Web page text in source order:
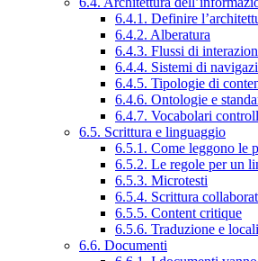
6.4.1. Definire
6.4.2. Alberatura
6.4.3. Flussi di
6.4.4. Sistemi di
6.4.5. Tipologie di
6.4.6. Ontologie e
6.4.7. Vocabolari
6.5. Scrittura e linguaggio
6.5.1. Come leggono le
6.5.2. Le regole per un
6.5.3. Microtesti
6.5.4. Scrittura
6.5.5. Content critique
6.5.6. Traduzione e
6.6. Documenti